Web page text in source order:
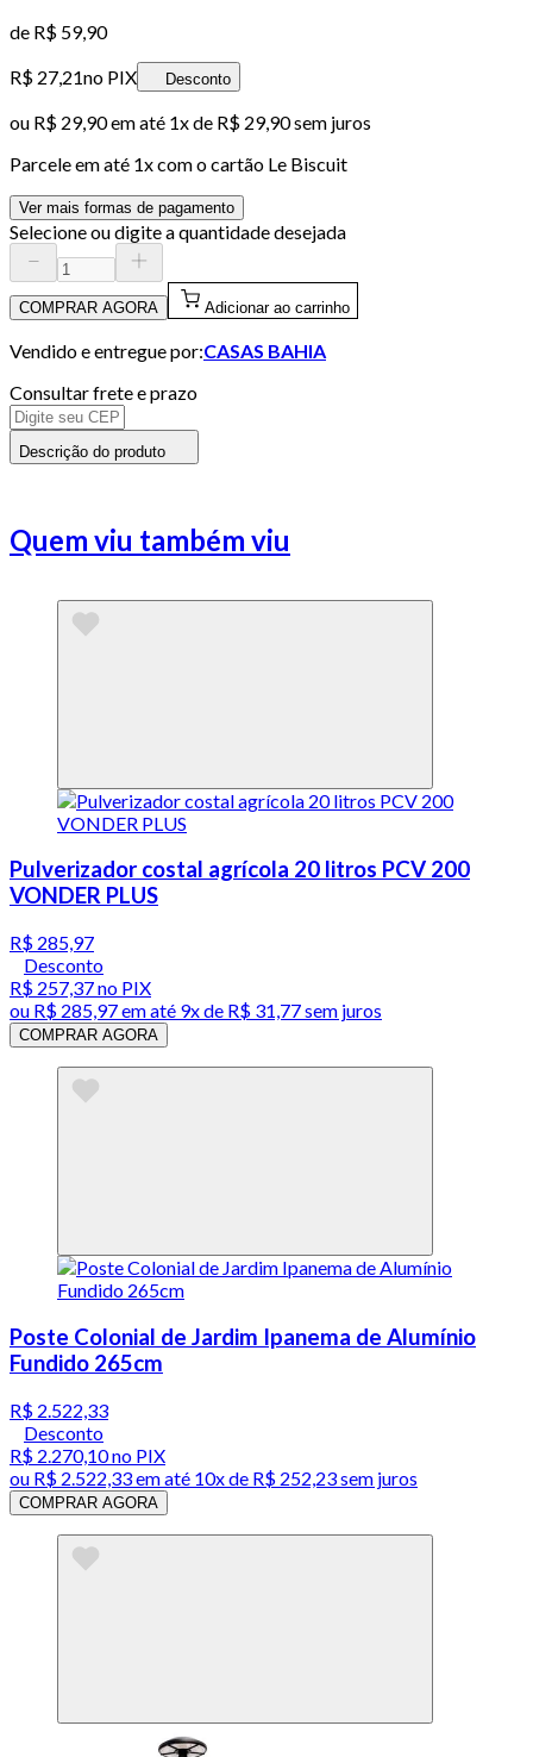
de R$ 59,90
R$ 27,21no PIX Desconto
ou R$ 29,90em até 1x de R$ 29,90sem juros
Parcele em até 1x com o cartão Le Biscuit
Ver mais formas de pagamento
Selecione ou digite a quantidade desejada
COMPRAR AGORA Adicionar ao carrinho
Vendido e entregue por:CASAS BAHIA
Consultar frete e prazo
Descrição do produto
Quem viu também viu
Pulverizador costal agrícola 20 litros PCV 200
VONDER PLUS
R$ 285,97
Desconto
R$ 257,37no PIX
ou R$ 285,97em até 9x de R$ 31,77 sem juros
COMPRAR AGORA
Poste Colonial de Jardim Ipanema de Alumínio
Fundido 265cm
R$ 2.522,33
Desconto
R$ 2.270,10no PIX
ou R$ 2.522,33em até 10x de R$ 252,23 sem juros
COMPRAR AGORA